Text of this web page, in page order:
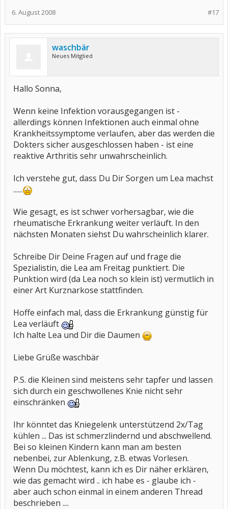
#17
6. August 2008
waschbär
Neues Mitglied
Hallo Sonna,
Wenn keine Infektion vorausgegangen ist -
allerdings können Infektionen auch einmal ohne
Krankheitssymptome verlaufen, aber das werden die
Dokters sicher ausgeschlossen haben - ist eine
reaktive Arthritis sehr unwahrscheinlich.
Ich verstehe gut, dass Du Dir Sorgen um Lea machst
......
Wie gesagt, es ist schwer vorhersagbar, wie die
rheumatische Erkrankung weiter verläuft. In den
nächsten Monaten siehst Du wahrscheinlich klarer.
Schreibe Dir Deine Fragen auf und frage die
Spezialistin, die Lea am Freitag punktiert. Die
Punktion wird (da Lea noch so klein ist) vermutlich in
einer Art Kurznarkose stattfinden.
Hoffe einfach mal, dass die Erkrankung günstig für
Lea verläuft
Ich halte Lea und Dir die Daumen
Liebe Grüße waschbär
P.S. die Kleinen sind meistens sehr tapfer und lassen
sich durch ein geschwollenes Knie nicht sehr
einschränken
Ihr könntet das Kniegelenk unterstützend 2x/Tag
kühlen ... Das ist schmerzlindernd und abschwellend.
Bei so kleinen Kindern kann man am besten
nebenbei, zur Ablenkung, z.B. etwas Vorlesen.
Wenn Du möchtest, kann ich es Dir näher erklären,
wie das gemacht wird .. ich habe es - glaube ich -
aber auch schon einmal in einem anderen Thread
beschrieben ....